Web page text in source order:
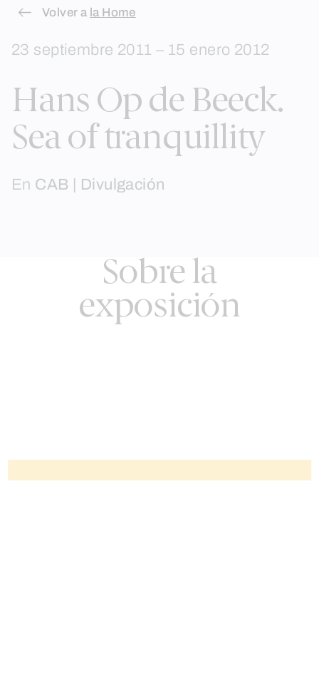
Skip
content
Volver a la Home
23 septiembre 2011 – 15 enero 2012
Hans Op de Beeck.
Sea of tranquillity
En CAB | Divulgación
Sobre la
exposición